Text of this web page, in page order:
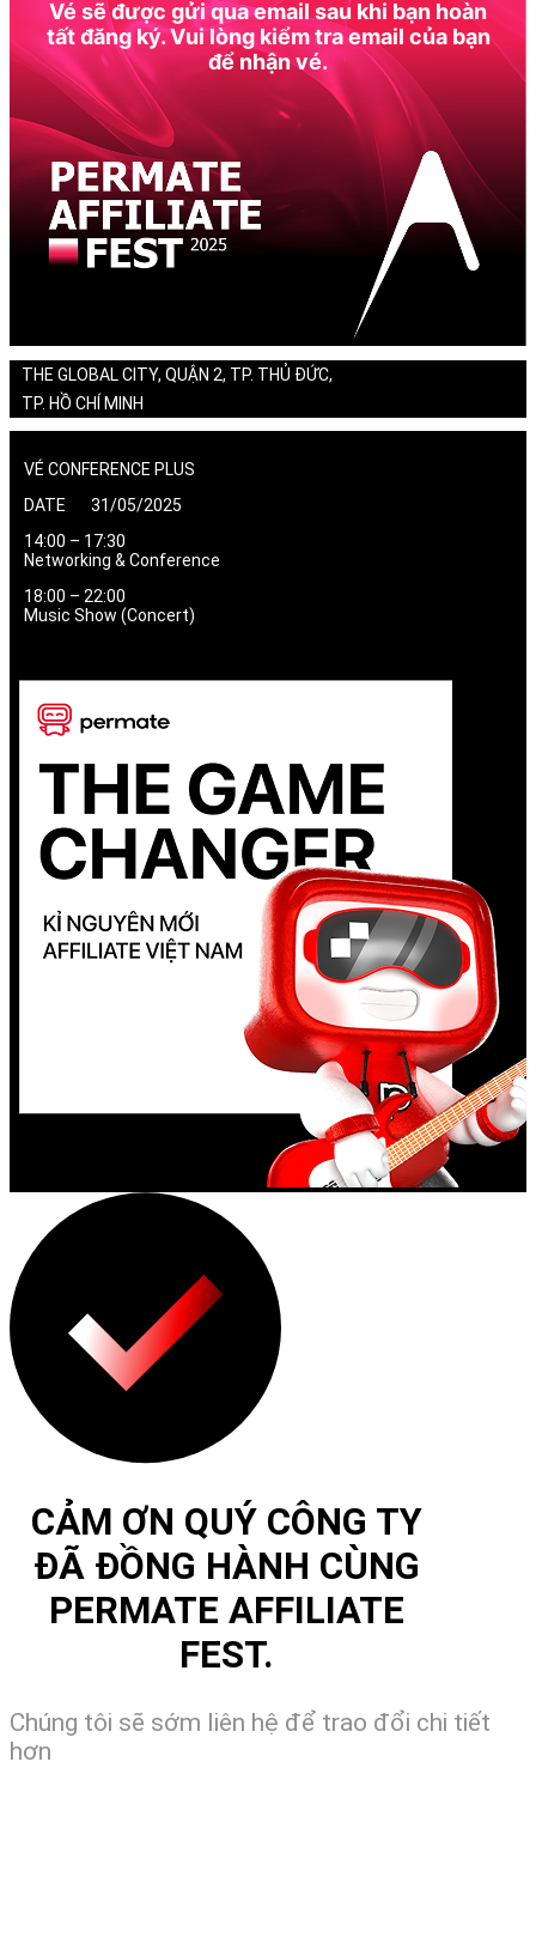
Vé sẽ được gửi qua email sau khi bạn hoàn
tất đăng ký. Vui lòng kiểm tra email của bạn
để nhận vé.
THE GLOBAL CITY, QUẬN 2, TP. THỦ ĐỨC,
TP. HỒ CHÍ MINH
VÉ CONFERENCE PLUS
DATE 31/05/2025
14:00 – 17:30
Networking & Conference
18:00 – 22:00
Music Show (Concert)
CẢM ƠN QUÝ CÔNG TY
ĐÃ ĐỒNG HÀNH CÙNG
PERMATE AFFILIATE
FEST.
Chúng tôi sẽ sớm liên hệ để trao đổi chi tiết
hơn